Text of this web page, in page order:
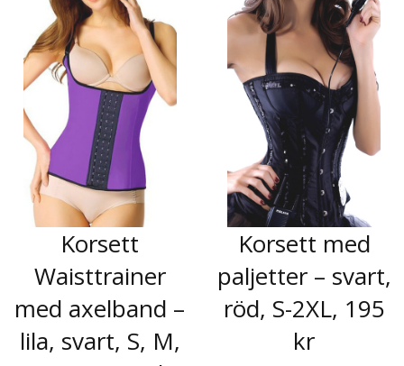
Korsett
Waisttrainer
med axelband –
lila, svart, S, M,
Korsett med
paljetter – svart,
röd, S-2XL, 195
kr